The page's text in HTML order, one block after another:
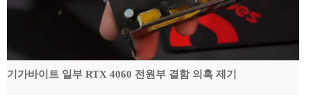
기가바이트 일부 RTX 4060 전원부 결함 의혹 제기